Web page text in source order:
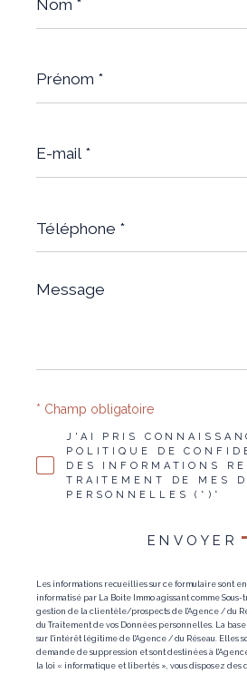
*
mail
*
*
Message
*
J'AI PRIS
POLITIQUE DE
DES INFORMATIONS
TRAITEMENT DE MES
PERSONNELLES (*)*
* Champ obligatoire
ENVOYER
Les informations recueillies sur ce formulaire sont
informatisé par La Boite Immo agissant comme
gestion de la clientèle/prospects de l'Agence / du
du Traitement de vos Données personnelles. La
sur l'intérêt légitime de l'Agence / du Réseau. Elles
demande de suppression et sont destinées à
la loi « informatique et libertés », vous disposez des